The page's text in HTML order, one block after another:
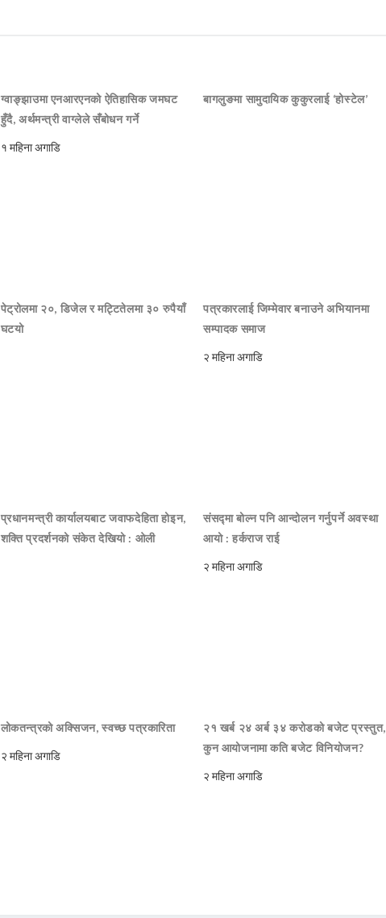
ग्वाङ्झाउमा एनआरएनको ऐतिहासिक जमघट
हुँदै, अर्थमन्त्री वाग्लेले सँबोधन गर्ने
१ महिना अगाडि
बागलुङमा सामुदायिक कुकुरलाई ‘होस्टेल’
पेट्रोलमा २०, डिजेल र मट्टितेलमा ३० रुपैयाँ
घटयो
पत्रकारलाई जिम्मेवार बनाउने अभियानमा
सम्पादक समाज
२ महिना अगाडि
प्रधानमन्त्री कार्यालयबाट जवाफदेहिता होइन,
शक्ति प्रदर्शनको संकेत देखियो : ओली
संसद्मा बोल्न पनि आन्दोलन गर्नुपर्ने अवस्था
आयो : हर्कराज राई
२ महिना अगाडि
लोकतन्त्रको अक्सिजन, स्वच्छ पत्रकारिता
२ महिना अगाडि
२१ खर्ब २४ अर्ब ३४ करोडको बजेट प्रस्तुत,
कुन आयोजनामा कति बजेट विनियोजन?
२ महिना अगाडि